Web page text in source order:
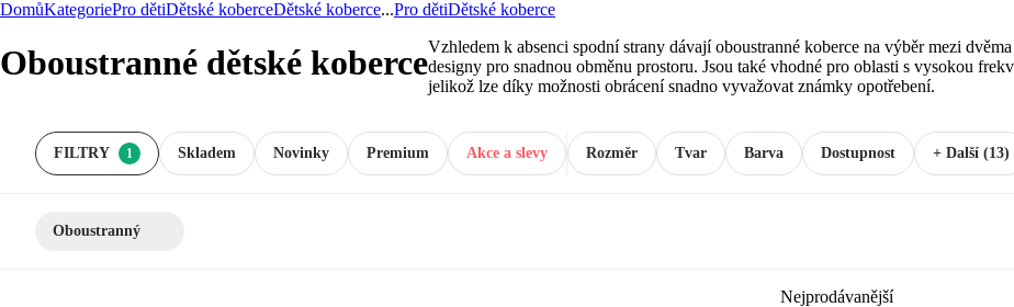
DomůKategoriePro dětiDětské koberceDětské koberce...Pro dětiDětské koberce
Oboustranné dětské koberceVzhledem k absenci spodní strany dávají oboustranné koberce na výběr mezi
designy pro snadnou obměnu prostoru. Jsou také vhodné pro oblasti s vysokou
jelikož lze díky možnosti obrácení snadno vyvažovat známky opotřebení.
FILTRY 1 Skladem Novinky Premium Akce a slevy Rozměr Tvar Barva Dostupnost + Další (13)
Oboustranný
Nejprodávanější